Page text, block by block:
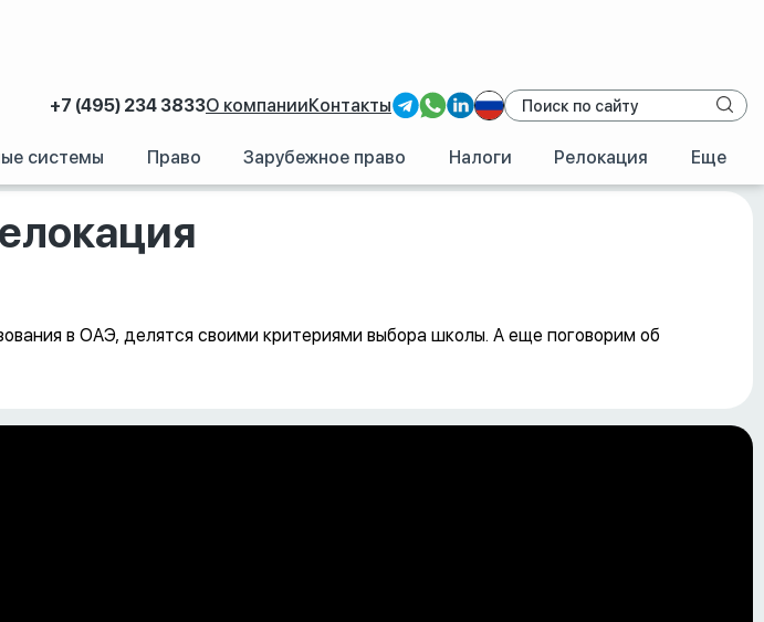
+7 (495) 234 3833О компанииКонтакты
системы Право Зарубежное право Налоги Релокация Еще
в ОАЭ, делятся своими критериями выбора школы. А еще поговорим об